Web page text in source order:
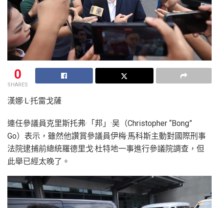
0
SHARES
漢娜·L·托雷戈薩
連任參議員克里斯托弗·「邦」·吴（Christopher “Bong”
Go）表示，雖然他讚賞參議員伊梅·馬科斯主動對國際刑事
法院逮捕前總統羅德里戈·杜特地一事進行參議院調查，但
此舉已經太晚了。